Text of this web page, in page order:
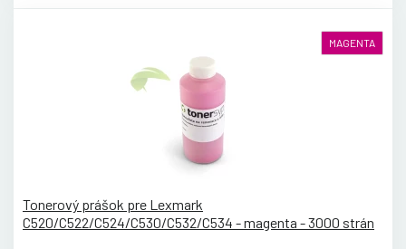
MAGENTA
Tonerový prášok pre Lexmark
C520/C522/C524/C530/C532/C534 - magenta - 3000 strán